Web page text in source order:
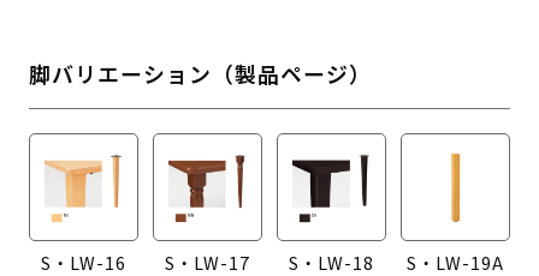
脚バリエーション（製品ページ）
S・LW-16 S・LW-17 S・LW-18 S・LW-19A